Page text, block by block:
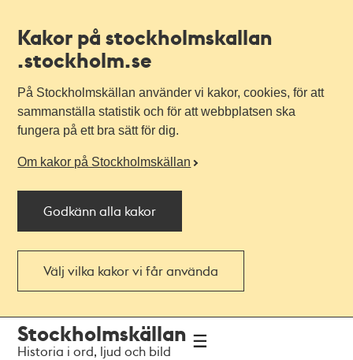
Kakor på stockholmskallan
.stockholm.se
På Stockholmskällan använder vi kakor, cookies, för att
sammanställa statistik och för att webbplatsen ska
fungera på ett bra sätt för dig.
Om kakor på Stockholmskällan
Godkänn alla kakor
Välj vilka kakor vi får använda
navigationen
huvudinnehållet
Stockholmskällan
Historia i ord, ljud och bild